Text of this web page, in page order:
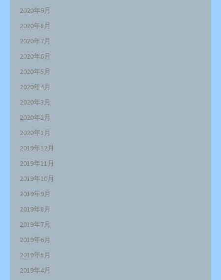
2020年9月
2020年8月
2020年7月
2020年6月
2020年5月
2020年4月
2020年3月
2020年2月
2020年1月
2019年12月
2019年11月
2019年10月
2019年9月
2019年8月
2019年7月
2019年6月
2019年5月
2019年4月